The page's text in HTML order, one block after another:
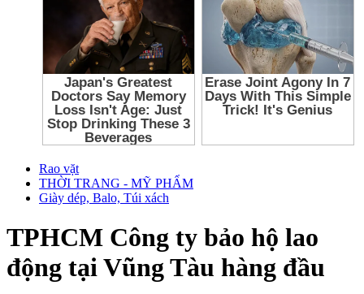
Rao vặt
THỜI TRANG - MỸ PHẨM
Giày dép, Balo, Túi xách
TPHCM Công ty bảo hộ lao
động tại Vũng Tàu hàng đầu